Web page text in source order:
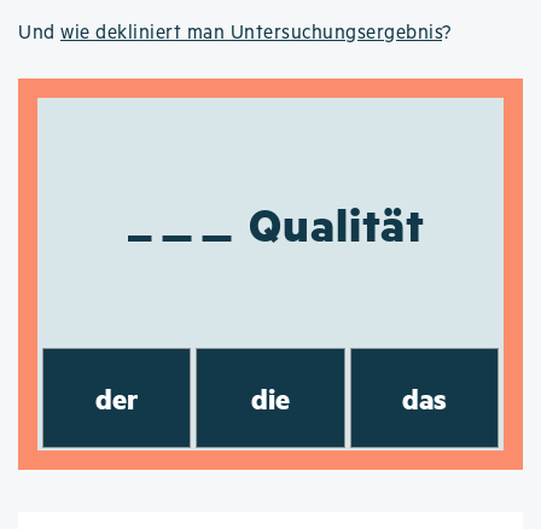
Und wie dekliniert man Untersuchungsergebnis?
Qualität
der die das